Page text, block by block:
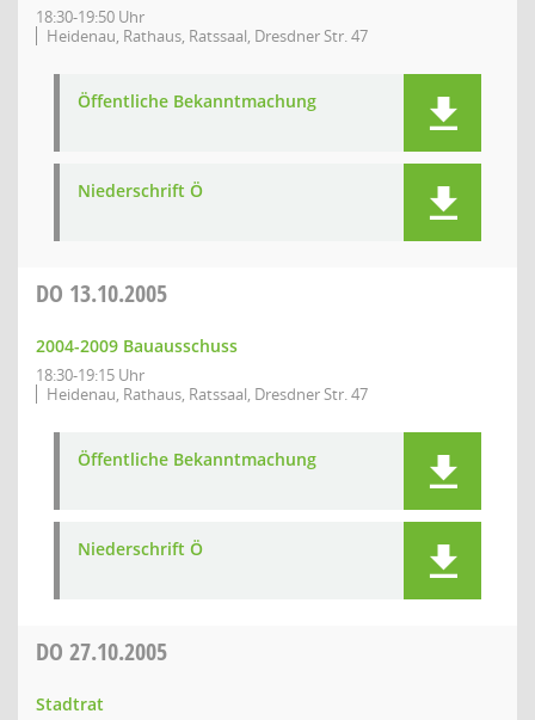
18:30-19:50 Uhr
Heidenau, Rathaus, Ratssaal, Dresdner Str. 47
Öffentliche Bekanntmachung
Niederschrift Ö
DO 13.10.2005
2004-2009 Bauausschuss
18:30-19:15 Uhr
Heidenau, Rathaus, Ratssaal, Dresdner Str. 47
Öffentliche Bekanntmachung
Niederschrift Ö
DO 27.10.2005
Stadtrat